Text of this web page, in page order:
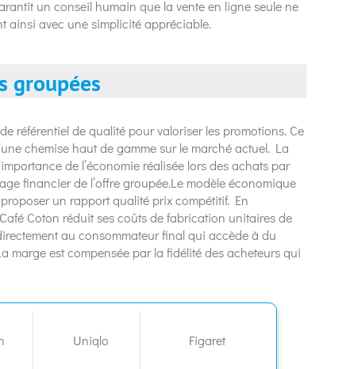
un conseil humain que la vente en ligne seule ne
ainsi avec une simplicité appréciable.
groupées
référentiel de qualité pour valoriser les promotions. Ce
chemise haut de gamme sur le marché actuel. La
de l’économie réalisée lors des achats par
financier de l’offre groupée.Le modèle économique
un rapport qualité prix compétitif. En
Coton réduit ses coûts de fabrication unitaires de
au consommateur final qui accède à du
marge est compensée par la fidélité des acheteurs qui
Uniqlo Figaret